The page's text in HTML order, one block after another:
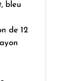
bleu
de 12